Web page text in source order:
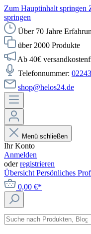
Zum Hauptinhalt springen
springen
Über 70 Jahre
über 2000 Produkte
Ab 40€
Telefonnummer:
shop@helos24.de
Menü schließen
Ihr Konto
Anmelden
oderregistrieren
Übersicht Persönliches
0,00 €*